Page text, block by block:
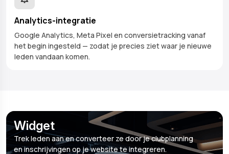
Analytics-integratie
Google Analytics, Meta Pixel en conversietracking vanaf
het begin ingesteld — zodat je precies ziet waar je nieuwe
leden vandaan komen.
Widget
Trek leden aan en converteer ze door je clubplanning
en inschrijvingen op je website te integreren.